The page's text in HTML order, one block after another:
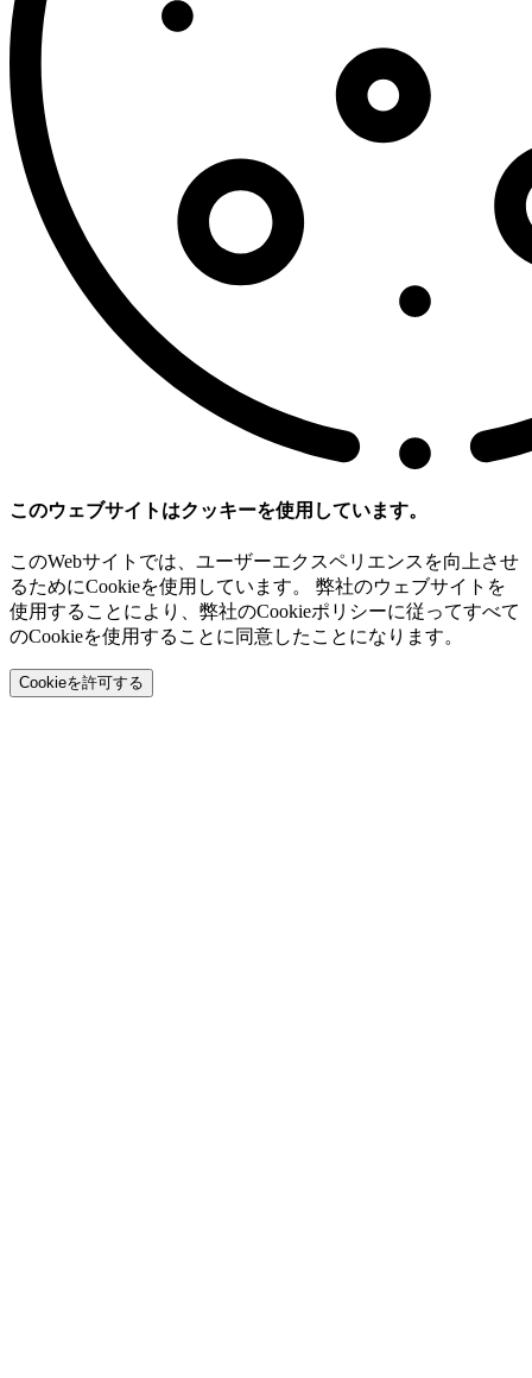
このウェブサイトはクッキーを使用しています。
このWebサイトでは、ユーザーエクスペリエンスを向上させ
るためにCookieを使用しています。 弊社のウェブサイトを
使用することにより、弊社のCookieポリシーに従ってすべて
のCookieを使用することに同意したことになります。
Cookieを許可する